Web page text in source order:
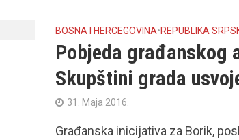
BOSNA I HERCEGOVINA• REPUBLIKA
Pobjeda građanskog
Skupštini grada
31. Maja 2016.
Građanska inicijativa za Borik,